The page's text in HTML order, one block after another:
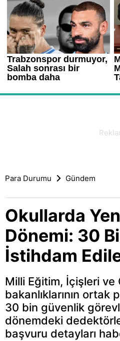
Para Durumu Gündem
Okullarda
Dönemi: 30
İstihdam
Milli Eğitim, İçişleri ve
bakanlıklarının ortak
30 bin güvenlik
dönemdeki
başvuru detayları